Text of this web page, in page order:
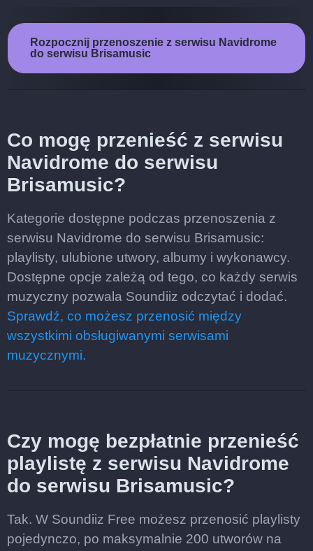
Rozpocznij przenoszenie z serwisu Navidrome
do serwisu Brisamusic
Co mogę przenieść z serwisu
Navidrome do serwisu
Brisamusic?
Kategorie dostępne podczas przenoszenia z
serwisu Navidrome do serwisu Brisamusic:
playlisty, ulubione utwory, albumy i wykonawcy.
Dostępne opcje zależą od tego, co każdy serwis
muzyczny pozwala Soundiiz odczytać i dodać.
Sprawdź, co możesz przenosić między
wszystkimi obsługiwanymi serwisami
muzycznymi.
Czy mogę bezpłatnie przenieść
playlistę z serwisu Navidrome
do serwisu Brisamusic?
Tak. W Soundiiz Free możesz przenosić playlisty
pojedynczo, po maksymalnie 200 utworów na